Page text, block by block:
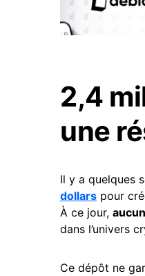
2,4
une
Il y a quelques
dollars pour
À ce jour,
dans l’univers
Ce dépôt ne